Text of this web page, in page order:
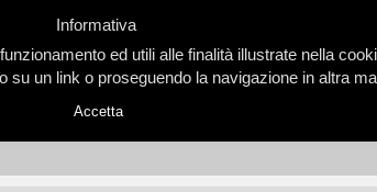
Informativa
ed utili alle finalità illustrate nella
un link o proseguendo la navigazione in altra
Accetta